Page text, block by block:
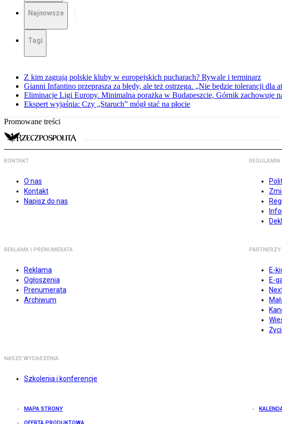
Najnowsze
Tagi
Z kim zagrają polskie kluby w europejskich pucharach? Rywale i terminarz
Gianni Infantino przeprasza za błędy, ale też ostrzega. „Nie będzie tolerancji dla
Eliminacje Ligi Europy. Minimalna porażka w Budapeszcie, Górnik zachowuje
Ekspert wyjaśnia: Czy „Staruch” mógł stać na płocie
Promowane treści
KONTAKT
O nas
Kontakt
Napisz do nas
REGULAMIN
REKLAMA I PRENUMERATA
Reklama
Ogłoszenia
Prenumerata
Archiwum
PARTNERZY
E-
E-
NASZE WYDARZENIA
Szkolenia i konferencje
MAPA STRONY